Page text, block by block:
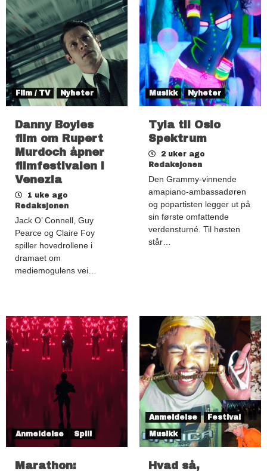
Film / TV Nyheter
Danny Boyles
film om Rupert
Murdoch åpner
filmfestivalen i
Venezia
1 uke ago
Redaksjonen
Jack O’ Connell, Guy
Pearce og Claire Foy
spiller hovedrollene i
dramaet om
mediemogulens vei…
Musikk Nyheter
Tyla til Oslo
Spektrum
2 uker ago
Redaksjonen
Den Grammy-vinnende
amapiano-ambassadøren
og popartisten legger ut på
sin første omfattende
verdensturné. Til høsten
står…
Anmeldelse Spill
Marathon:
Anmeldelse
Festival
Musikk
Hvad så,